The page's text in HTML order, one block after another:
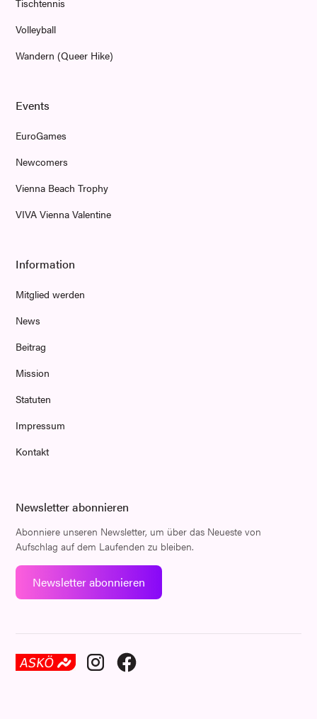
Volleyball
Wandern (Queer Hike)
Events
EuroGames
Newcomers
Vienna Beach Trophy
VIVA Vienna Valentine
Information
Mitglied werden
News
Beitrag
Mission
Statuten
Impressum
Kontakt
Newsletter abonnieren
Abonniere unseren Newsletter, um über das Neueste von
Aufschlag auf dem Laufenden zu bleiben.
Newsletter abonnieren